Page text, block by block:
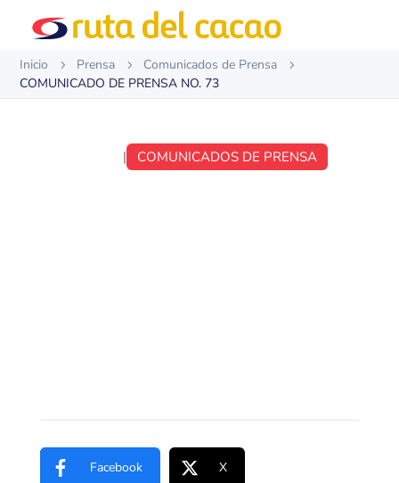
Inicio 5 Prensa 5 Comunicados de Prensa 5
COMUNICADO DE PRENSA NO. 73
| COMUNICADOS DE PRENSA
Facebook X